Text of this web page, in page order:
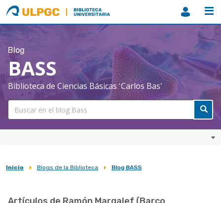
ULPGC
Biblioteca
ULPGC
Blog
BASS
Biblioteca de Ciencias Básicas 'Carlos Bas'
Sobrescribir
Inicio Blogs de la Biblioteca Blog BASS